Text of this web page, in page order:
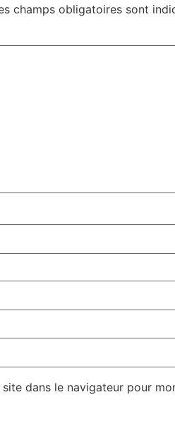
champs obligatoires sont
dans le navigateur pour